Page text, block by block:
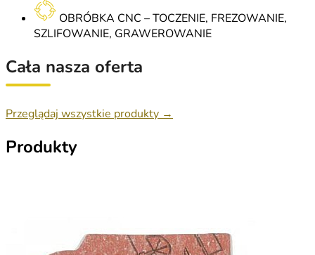
OBRÓBKA CNC – TOCZENIE, FREZOWANIE,
SZLIFOWANIE, GRAWEROWANIE
Cała nasza oferta
Przeglądaj wszystkie produkty →
Produkty